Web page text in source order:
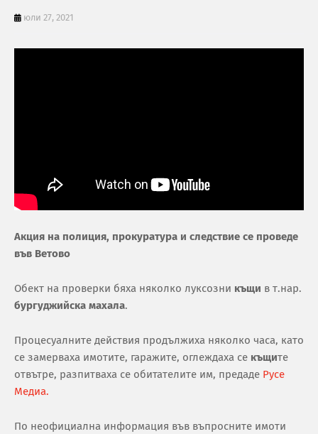
юли 27, 2021
Акция на полиция, прокуратура и следствие се проведе
във Ветово
Обект на проверки бяха няколко луксозни къщи в т.нар.
бургуджийска махала.
Процесуалните действия продължиха няколко часа, като
се замерваха имотите, гаражите, оглеждаха се къщите
отвътре, разпитваха се обитателите им, предаде Русе
Медиа.
По неофициална информация във въпросните имоти